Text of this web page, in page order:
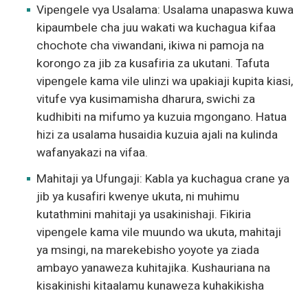
Vipengele vya Usalama: Usalama unapaswa kuwa
kipaumbele cha juu wakati wa kuchagua kifaa
chochote cha viwandani, ikiwa ni pamoja na
korongo za jib za kusafiria za ukutani. Tafuta
vipengele kama vile ulinzi wa upakiaji kupita kiasi,
vitufe vya kusimamisha dharura, swichi za
kudhibiti na mifumo ya kuzuia mgongano. Hatua
hizi za usalama husaidia kuzuia ajali na kulinda
wafanyakazi na vifaa.
Mahitaji ya Ufungaji: Kabla ya kuchagua crane ya
jib ya kusafiri kwenye ukuta, ni muhimu
kutathmini mahitaji ya usakinishaji. Fikiria
vipengele kama vile muundo wa ukuta, mahitaji
ya msingi, na marekebisho yoyote ya ziada
ambayo yanaweza kuhitajika. Kushauriana na
kisakinishi kitaalamu kunaweza kuhakikisha